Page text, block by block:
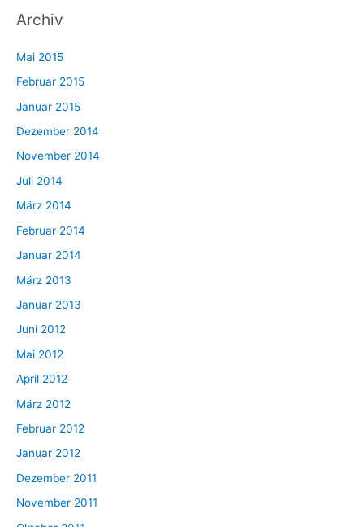
Archiv
Mai 2015
Februar 2015
Januar 2015
Dezember 2014
November 2014
Juli 2014
März 2014
Februar 2014
Januar 2014
März 2013
Januar 2013
Juni 2012
Mai 2012
April 2012
März 2012
Februar 2012
Januar 2012
Dezember 2011
November 2011